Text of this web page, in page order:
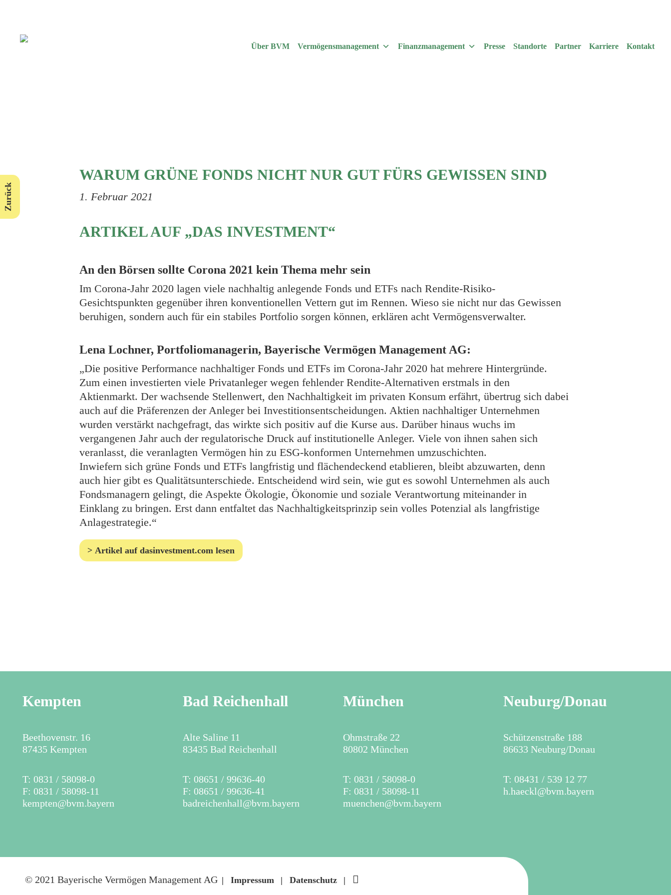
Über BVM Vermögensmanagement Finanzmanagement Presse Standorte Partner Karriere Kontakt
WARUM GRÜNE FONDS NICHT NUR GUT FÜRS GEWISSEN SIND
1. Februar 2021
ARTIKEL AUF „DAS INVESTMENT“
An den Börsen sollte Corona 2021 kein Thema mehr sein
Im Corona-Jahr 2020 lagen viele nachhaltig anlegende Fonds und ETFs nach Rendite-Risiko-
Gesichtspunkten gegenüber ihren konventionellen Vettern gut im Rennen. Wieso sie nicht nur das Gewissen
beruhigen, sondern auch für ein stabiles Portfolio sorgen können, erklären acht Vermögensverwalter.
Lena Lochner, Portfoliomanagerin, Bayerische Vermögen Management AG:
„Die positive Performance nachhaltiger Fonds und ETFs im Corona-Jahr 2020 hat mehrere Hintergründe.
Zum einen investierten viele Privatanleger wegen fehlender Rendite-Alternativen erstmals in den
Aktienmarkt. Der wachsende Stellenwert, den Nachhaltigkeit im privaten Konsum erfährt, übertrug sich dabei
auch auf die Präferenzen der Anleger bei Investitionsentscheidungen. Aktien nachhaltiger Unternehmen
wurden verstärkt nachgefragt, das wirkte sich positiv auf die Kurse aus. Darüber hinaus wuchs im
vergangenen Jahr auch der regulatorische Druck auf institutionelle Anleger. Viele von ihnen sahen sich
veranlasst, die veranlagten Vermögen hin zu ESG-konformen Unternehmen umzuschichten.
Inwiefern sich grüne Fonds und ETFs langfristig und flächendeckend etablieren, bleibt abzuwarten, denn
auch hier gibt es Qualitätsunterschiede. Entscheidend wird sein, wie gut es sowohl Unternehmen als auch
Fondsmanagern gelingt, die Aspekte Ökologie, Ökonomie und soziale Verantwortung miteinander in
Einklang zu bringen. Erst dann entfaltet das Nachhaltigkeitsprinzip sein volles Potenzial als langfristige
Anlagestrategie.“
Artikel auf dasinvestment.com lesen
Zurück
Kempten
Beethovenstr. 16
87435 Kempten
​T: 0831 / 58098-0
F: 0831 / 58098-11
kempten@bvm.bayern
Bad Reichenhall
Alte Saline 11
83435 Bad Reichenhall
​T: 08651 / 99636-40
F: 08651 / 99636-41
badreichenhall@bvm.bayern
München
Ohmstraße 22
80802 München
T: 0831 / 58098-0
F: 0831 / 58098-11
muenchen@bvm.bayern
Neuburg/Donau
Schützenstraße 188
86633 Neuburg/Donau
T: 08431 / 539 12 77
h.haeckl@bvm.bayern
© 2021 Bayerische Vermögen Management AG Impressum Datenschutz